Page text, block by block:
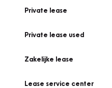
Private lease
Private lease used
Zakelijke lease
Lease service center